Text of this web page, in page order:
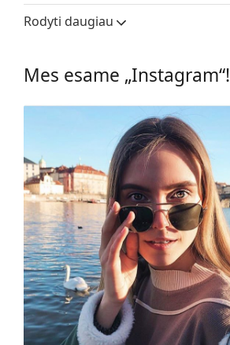
Lęšio plotis:
Rėmelis
Rėmelių spalva:
Rėmelių medžiaga:
Dydis:
Plotis:
Kojelės ilgis:
Nosies tiltelio plotis:
Svoris:
Reguliuojamos nosies
pagalvėlės:
Rodyti daugiau
Mes esame „Instagram“!